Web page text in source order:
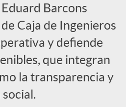
Barcons
Caja de Ingenieros
y defiende
que integran
la transparencia y